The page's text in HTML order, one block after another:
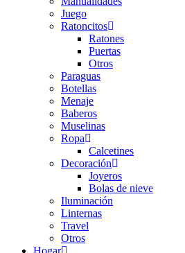
Juego
Ratoncitos
Ratones
Puertas
Otros
Paraguas
Botellas
Menaje
Baberos
Muselinas
Ropa
Calcetines
Decoración
Joyeros
Bolas de nieve
Iluminación
Linternas
Travel
Otros
Hogar